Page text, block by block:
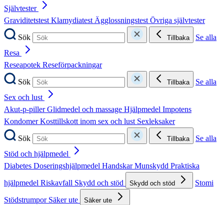
Självtester
GraviditetstestKlamydiatestÄgglossningstestÖvriga självtester
Sök
Tillbaka
Se alla
Resa
Reseapotek Reseförpackningar
Sök
Tillbaka
Se alla
Sex och lust
Akut-p-pillerGlidmedel och massage Hjälpmedel Impotens
KondomerKosttillskott inom sex och lust Sexleksaker
Sök
Tillbaka
Se alla
Stöd och hjälpmedel
Diabetes Doseringshjälpmedel HandskarMunskydd Praktiska
hjälpmedel Riskavfall Skydd och stöd Skydd och stöd
Stomi
Stödstrumpor Säker ute Säker ute